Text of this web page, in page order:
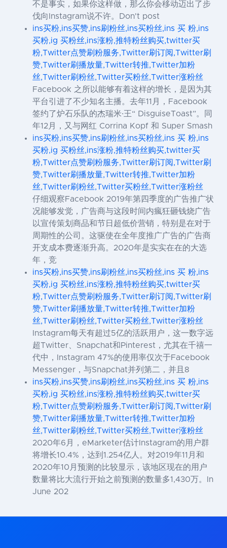
不是事实，如果你这样做，那么你会移动迈出了步
伐向Instagram说不许。Don't post
ins买粉,ins买赞,ins刷粉丝,ins买粉丝,ins 买 粉,ins
买粉,ig 买粉丝,ins涨粉,推特粉丝购买,twitter买
粉,Twitter点赞刷粉服务,Twitter刷订阅,Twitter刷
赞,Twitter刷播放量,Twitter转推,Twitter加粉
丝,Twitter刷粉丝,Twitter买粉丝,Twitter涨粉丝
Facebook 之所以能够有着这样的增长，是因为其
平台引进了不少知名主播。去年11月，Facebook
签约了炉石乐队的杰瑞米·王“ DisguiseToast”。同
年12月，又与网红 Corrina Kopf 和 Super Smash
ins买粉,ins买赞,ins刷粉丝,ins买粉丝,ins 买 粉,ins
买粉,ig 买粉丝,ins涨粉,推特粉丝购买,twitter买
粉,Twitter点赞刷粉服务,Twitter刷订阅,Twitter刷
赞,Twitter刷播放量,Twitter转推,Twitter加粉
丝,Twitter刷粉丝,Twitter买粉丝,Twitter涨粉丝
仔细观察Facebook 2019年第四季度的广告推广状
况能够发觉，广告商与这段时间内瘋狂砸钱烧广告
以宣传策划商品和节日超低价营销，特别是在对于
周期性的公司。这驱使在全年度推广广告的广告商
开支成本费逐渐升高。2020年是实实在在的大选
年，竞
ins买粉,ins买赞,ins刷粉丝,ins买粉丝,ins 买 粉,ins
买粉,ig 买粉丝,ins涨粉,推特粉丝购买,twitter买
粉,Twitter点赞刷粉服务,Twitter刷订阅,Twitter刷
赞,Twitter刷播放量,Twitter转推,Twitter加粉
丝,Twitter刷粉丝,Twitter买粉丝,Twitter涨粉丝
Instagram每天有超过5亿的活跃用户，这一数字远
超Twitter、Snapchat和Pinterest，尤其在千禧一
代中，Instagram 47%的使用率仅次于Facebook
Messenger，与Snapchat并列第二，并且8
ins买粉,ins买赞,ins刷粉丝,ins买粉丝,ins 买 粉,ins
买粉,ig 买粉丝,ins涨粉,推特粉丝购买,twitter买
粉,Twitter点赞刷粉服务,Twitter刷订阅,Twitter刷
赞,Twitter刷播放量,Twitter转推,Twitter加粉
丝,Twitter刷粉丝,Twitter买粉丝,Twitter涨粉丝
2020年6月，eMarketer估计Instagram的用户群
将增长10.4%，达到1.254亿人。对2019年11月和
2020年10月预测的比较显示，该地区现在的用户
数量将比大流行开始之前预测的数量多1,430万。In
June 202